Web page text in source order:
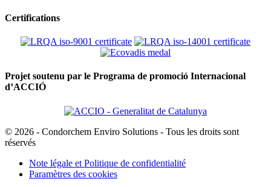
Certifications
Projet soutenu par le Programa de promoció Internacional
d’ACCIÓ
© 2026 - Condorchem Enviro Solutions - Tous les droits sont
réservés
Note légale et Politique de confidentialité
Paramètres des cookies